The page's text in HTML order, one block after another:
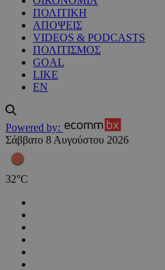
ΠΟΛΙΤΙΚΗ
ΑΠΟΨΕΙΣ
VIDEOS & PODCASTS
ΠΟΛΙΤΙΣΜΟΣ
GOAL
LIKE
EN
Powered by:
Σάββατο 8 Αυγούστου 2026
32°C